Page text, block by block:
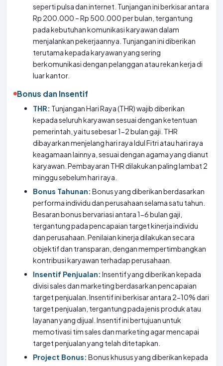
seperti pulsa dan internet. Tunjangan ini berkisar antara
Rp 200.000 – Rp 500.000 per bulan, tergantung
pada kebutuhan komunikasi karyawan dalam
menjalankan pekerjaannya. Tunjangan ini diberikan
terutama kepada karyawan yang sering
berkomunikasi dengan pelanggan atau rekan kerja di
luar kantor.
Bonus dan Insentif
THR: Tunjangan Hari Raya (THR) wajib diberikan
kepada seluruh karyawan sesuai dengan ketentuan
pemerintah, yaitu sebesar 1-2 bulan gaji. THR
dibayarkan menjelang hari raya Idul Fitri atau hari raya
keagamaan lainnya, sesuai dengan agama yang dianut
karyawan. Pembayaran THR dilakukan paling lambat 2
minggu sebelum hari raya.
Bonus Tahunan: Bonus yang diberikan berdasarkan
performa individu dan perusahaan selama satu tahun.
Besaran bonus bervariasi antara 1-6 bulan gaji,
tergantung pada pencapaian target kinerja individu
dan perusahaan. Penilaian kinerja dilakukan secara
objektif dan transparan, dengan mempertimbangkan
kontribusi karyawan terhadap perusahaan.
Insentif Penjualan: Insentif yang diberikan kepada
divisi sales dan marketing berdasarkan pencapaian
target penjualan. Insentif ini berkisar antara 2-10% dari
target penjualan, tergantung pada jenis produk atau
layanan yang dijual. Insentif ini bertujuan untuk
memotivasi tim sales dan marketing agar mencapai
target penjualan yang telah ditetapkan.
Project Bonus: Bonus khusus yang diberikan kepada